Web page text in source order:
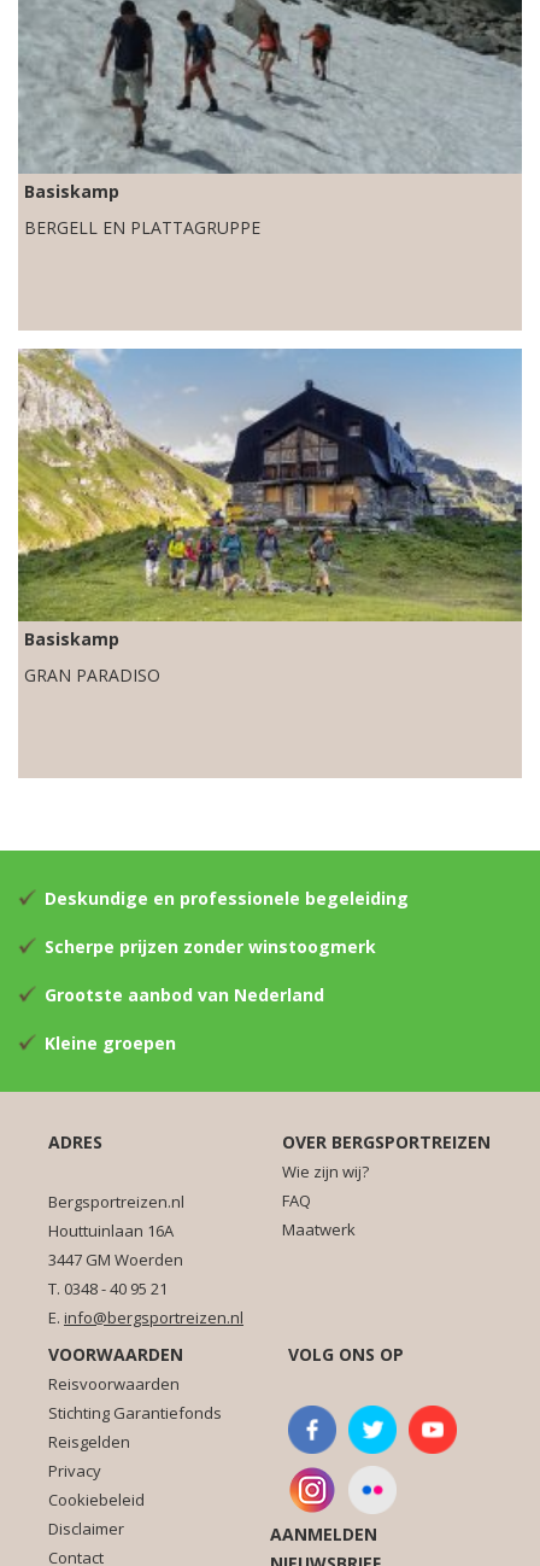
Basiskamp
BERGELL EN PLATTAGRUPPE
Basiskamp
GRAN PARADISO
Deskundige en professionele begeleiding
Scherpe prijzen zonder winstoogmerk
Grootste aanbod van Nederland
Kleine groepen
ADRES
Bergsportreizen.nl
Houttuinlaan 16A
3447 GM Woerden
T. 0348 - 40 95 21
E. info@bergsportreizen.nl
OVER BERGSPORTREIZEN
Wie zijn wij?
FAQ
Maatwerk
VOORWAARDEN
Reisvoorwaarden
Stichting Garantiefonds
Reisgelden
Privacy
Cookiebeleid
Disclaimer
Contact
VOLG ONS OP
AANMELDEN